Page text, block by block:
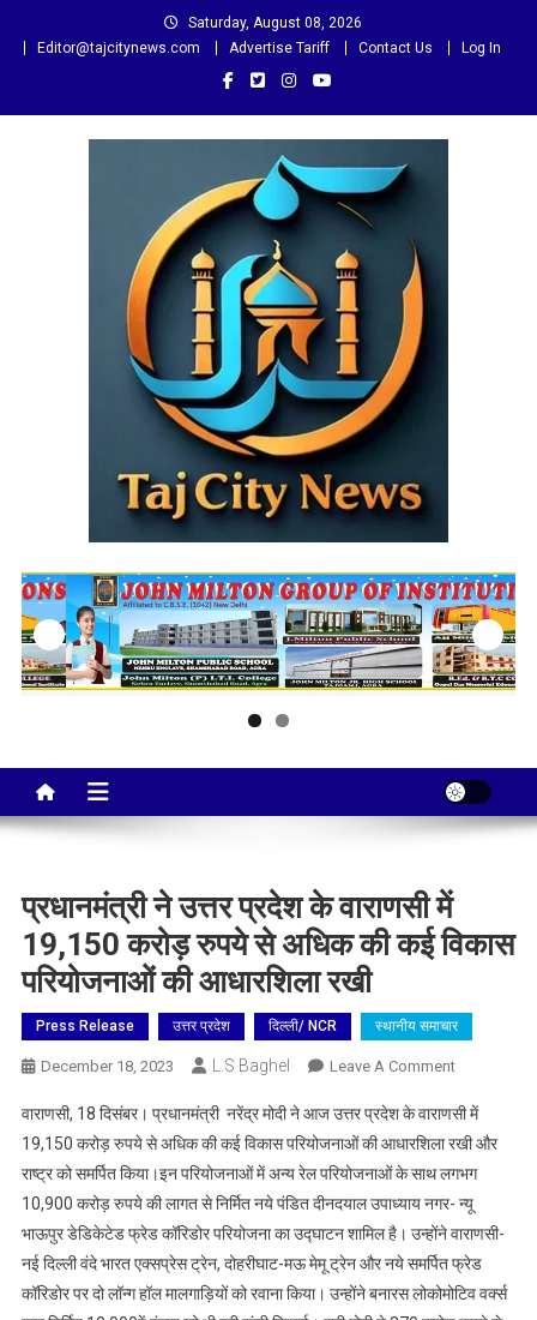
Saturday, August 08, 2026
Editor@tajcitynews.com
Advertise Tariff Contact Us Log In
Taj City News
प्रधानमंत्री ने उत्तर प्रदेश के वाराणसी में
19,150 करोड़ रुपये से अधिक की कई विकास
परियोजनाओं की आधारशिला रखी
Press Release उत्तर प्रदेश दिल्ली/ NCR स्थानीय समाचार
December 18, 2023 L.S Baghel Leave A CommentOn
ने
उत्तर
प्रदेश
के
वाराणसी
में
19,150
करोड़
वाराणसी, 18 दिसंबर। प्रधानमंत्री नरेंद्र मोदी ने आज उत्तर प्रदेश के वाराणसी में
19,150 करोड़ रुपये से अधिक की कई विकास परियोजनाओं की आधारशिला रखी और
राष्ट्र को समर्पित किया।इन परियोजनाओं में अन्य रेल परियोजनाओं के साथ लगभग
10,900 करोड़ रुपये की लागत से निर्मित नये पंडित दीनदयाल उपाध्याय नगर- न्यू
भाऊपुर डेडिकेटेड फ्रेड कॉरिडोर परियोजना का उद्घाटन शामिल है। उन्होंने वाराणसी-
नई दिल्ली वंदे भारत एक्सप्रेस ट्रेन, दोहरीघाट-मऊ मेमू ट्रेन और नये समर्पित फ्रेड
कॉरिडोर पर दो लॉन्ग हॉल मालगाड़ियों को रवाना किया। उन्होंने बनारस लोकोमोटिव वर्क्स